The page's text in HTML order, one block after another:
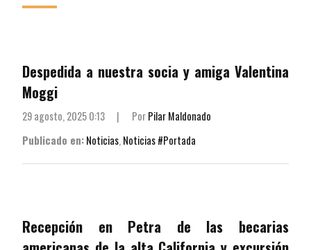
Despedida a nuestra socia y amiga Valentina
Moggi
29 agosto, 2025 0:13 | PorPilar Maldonado
Publicado en:Noticias, Noticias #Portada
Recepción en Petra de las becarias